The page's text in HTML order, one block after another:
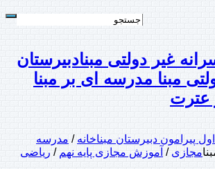
دبیرستان
مبنا مدرسه ای بر مبنا
عترت
پیرامون دبیرستان مبناخانه / مدرسه
مجازی / آموزش مجازی پایه نهم / ریاضی